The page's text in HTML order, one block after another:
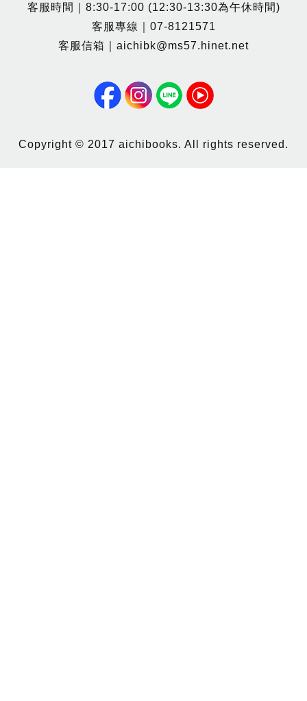
客服時間｜8:30-17:00 (12:30-13:30為午休時間)
客服專線｜07-8121571
客服信箱｜aichibk@ms57.hinet.net
Copyright © 2017 aichibooks. All rights reserved.